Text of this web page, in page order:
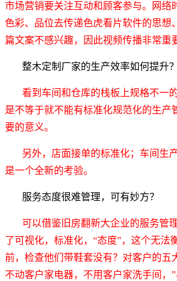
市场营销要关注互动和顾客参与。网
色彩、品位去传递色虎看片软件的思
篇文案不感兴趣，因此视频传播非常重
整木定制厂家的生产效率如何提升？
看到车间和仓库的栈板上规格不一
是不等于就不能有标准化规范化的生
要的意义。
另外，店面接单的标准化；车间生
是一个全新的考验。
服务态度很难管理，可有妙方？
可以借鉴旧房翻新大企业的服务管
了可视化，标准化，“态度”，这个无
前，检查他们带鞋套没有？对客户的
不动客户家电器，不用客户家洗手间